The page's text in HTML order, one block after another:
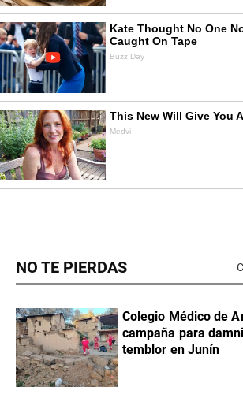
NO TE PIERDAS
Colegio Médico de
campaña para
temblor en Junín